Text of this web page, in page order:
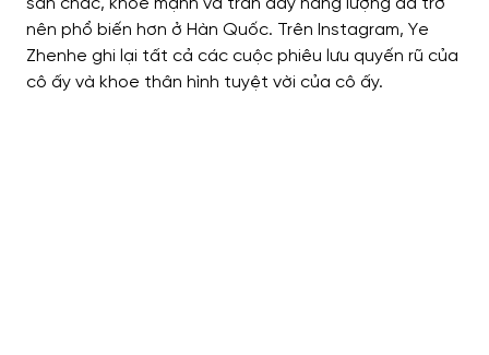
săn chắc, khỏe mạnh và tràn đầy năng lượng đã trở
nên phổ biến hơn ở Hàn Quốc. Trên Instagram, Ye
Zhenhe ghi lại tất cả các cuộc phiêu lưu quyến rũ của
cô ấy và khoe thân hình tuyệt vời của cô ấy.